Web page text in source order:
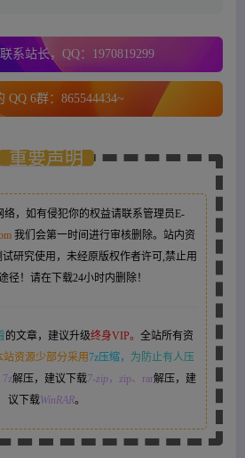
系站长，QQ：1970819299
QQ 6群：865544434~
重要声明
络，如有侵犯你的权益请联系管理员E-
我们会第一时间进行审核删除。站内资
研究使用，未经原版权作者许可,禁止用
径！请在下载24小时内删除！
的文章，建议升级终身VIP。 全站所有资
站资源少部分采用7z压缩，
为防止有人压
解压，建议下载7-zip，zip、rar解压，建
议下载WinRAR。